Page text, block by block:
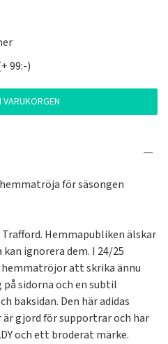
99:-)
VARUKORGEN
för säsongen
Hemmapubliken älskar
ignorera dem. I 24/25
att skrika ännu
sidorna och en subtil
baksidan. Den här adidas
gjord för supportrar och har
och ett broderat märke.